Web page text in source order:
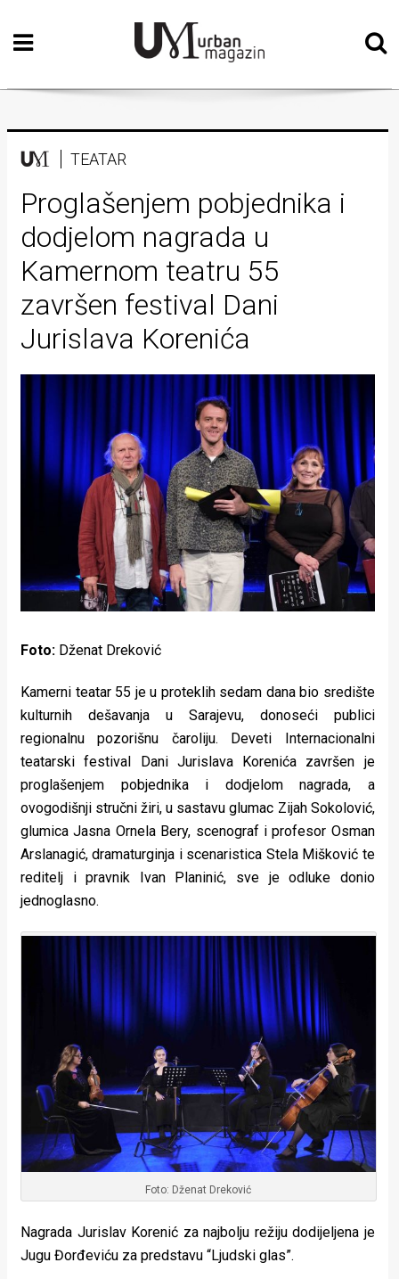
Početna
Vizualne
Teatar
Književnost
Muzika
Film
Intervju
Kolumne
Kultura
Lifestyle
Beauty
Fashion
Zdravlje
stolom
pokretu
Ideje
koje
rade
Urban
Places
Magazin
TEATAR
Proglašenjem pobjednika i
dodjelom nagrada u
Kamernom teatru 55
završen festival Dani
Jurislava Korenića
Foto: Dženat Dreković
Kamerni teatar 55 je u proteklih sedam dana bio središte
kulturnih dešavanja u Sarajevu, donoseći publici
regionalnu pozorišnu čaroliju. Deveti Internacionalni
teatarski festival Dani Jurislava Korenića završen je
proglašenjem pobjednika i dodjelom nagrada, a
ovogodišnji stručni žiri, u sastavu glumac Zijah Sokolović,
glumica Jasna Ornela Bery, scenograf i profesor Osman
Arslanagić, dramaturginja i scenaristica Stela Mišković te
reditelj i pravnik Ivan Planinić, sve je odluke donio
jednoglasno.
Foto: Dženat Dreković
Nagrada Jurislav Korenić za najbolju režiju dodijeljena je
Jugu Đorđeviću za predstavu “Ljudski glas”.